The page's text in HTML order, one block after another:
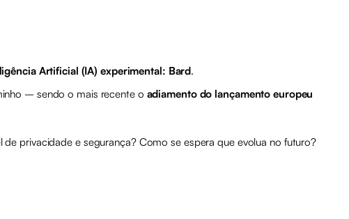
Artificial (IA) experimental: Bard.
– sendo o mais recente o adiamento do lançamento europeu
privacidade e segurança? Como se espera que evolua no futuro?